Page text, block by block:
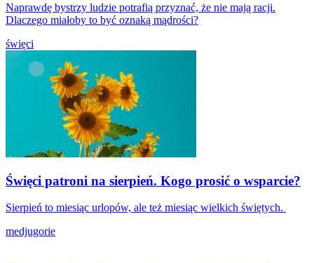
Naprawdę bystrzy ludzie potrafią przyznać, że nie mają racji.
Dlaczego miałoby to być oznaką mądrości?
święci
Święci patroni na sierpień. Kogo prosić o wsparcie?
Sierpień to miesiąc urlopów, ale też miesiąc wielkich świętych.
medjugorie